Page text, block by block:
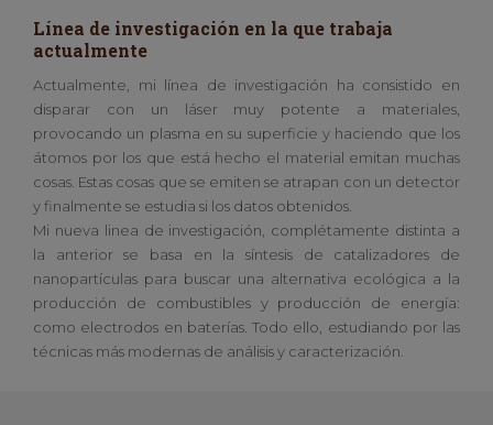
Línea de investigación en la que trabaja
actualmente
Actualmente, mi línea de investigación ha consistido en
disparar con un láser muy potente a materiales,
provocando un plasma en su superficie y haciendo que los
átomos por los que está hecho el material emitan muchas
cosas. Estas cosas que se emiten se atrapan con un detector
y finalmente se estudia si los datos obtenidos.
Mi nueva linea de investigación, complétamente distinta a
la anterior se basa en la síntesis de catalizadores de
nanopartículas para buscar una alternativa ecológica a la
producción de combustibles y producción de energía:
como electrodos en baterías. Todo ello, estudiando por las
técnicas más modernas de análisis y caracterización.